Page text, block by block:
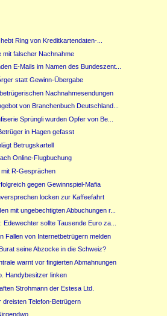
Ring von Kreditkartendaten-...
mit falscher Nachnahme
E-Mails im Namen des Bundeszent...
statt Gewinn-Übergabe
Nachnahmesendungen
von Branchenbuch Deutschland...
Sprüngli wurden Opfer von Be...
in Hagen gefasst
Betrugskartell
Online-Flugbuchung
R-Gesprächen
gegen Gewinnspiel-Mafia
locken zur Kaffeefahrt
mit ungebechtigten Abbuchungen r...
Edewechter sollte Tausende Euro za...
Fallen von Internetbetrügern melden
seine Abzocke in die Schweiz?
warnt vor fingierten Abmahnungen
Handybesitzer linken
Strohmann der Estesa Ltd.
dreisten Telefon-Betrügern